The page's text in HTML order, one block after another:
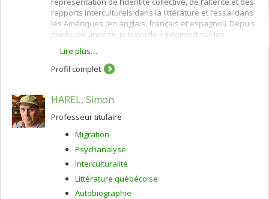
rapports interculturels dans la littérature et l’essai dans
les Amériques (en anglais, français et espagnol). Depuis
quelques années, je travaille également sur les
relation entre l’espace et l’interaction humaine. Mes
enseignements portent sur ces questions, mais aussi
sur les théories littéraires et culturelles en général.
Lire plus…
Profil complet
HAREL, Simon
Professeur titulaire
Migration
Psychanalyse
Interculturalité
Littérature québécoise
Autobiographie